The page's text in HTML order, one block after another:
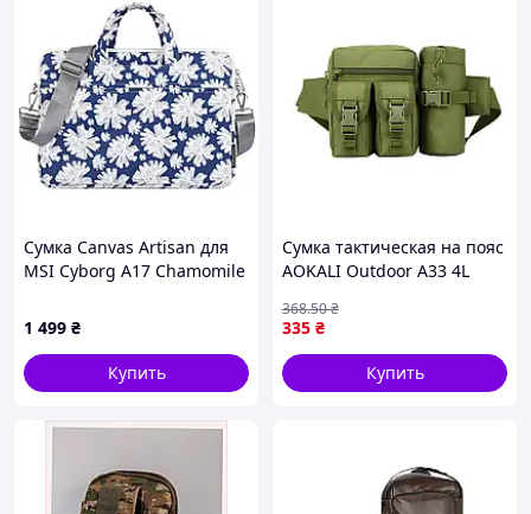
Мы являемся производителем и можем принимать
заказы на опт и изготовление по индивидуальным
размерам.
Сумка Canvas Artisan для
MSI Cyborg A17 Chamomile
1 499 ₴
Купить
Сумка тактическая на пояс
AOKALI Outdoor A33 4L
335 ₴
368.50₴
Купить